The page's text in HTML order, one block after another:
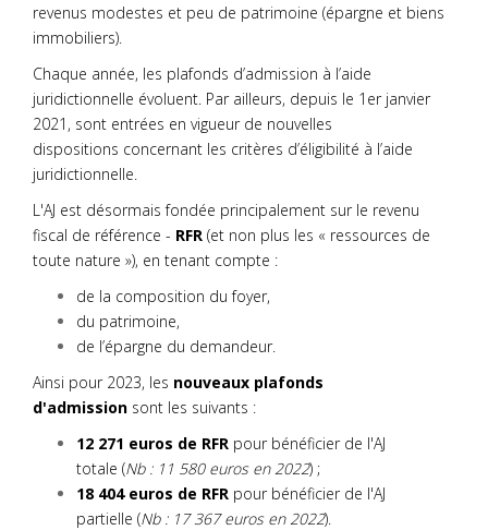
revenus modestes et peu de patrimoine (épargne et biens
immobiliers).
Chaque année, les plafonds d’admission à l’aide
juridictionnelle évoluent. Par ailleurs, depuis le 1er janvier
2021, sont entrées en vigueur de nouvelles
dispositions concernant les critères d’éligibilité à l’aide
juridictionnelle.
L'AJ est désormais fondée principalement sur le revenu
fiscal de référence - RFR (et non plus les « ressources de
toute nature »), en tenant compte :
de la composition du foyer,
du patrimoine,
de l’épargne du demandeur.
Ainsi pour 2023, les nouveaux plafonds
d'admission sont les suivants :
12 271 euros de RFR pour bénéficier de l'AJ
totale (Nb : 11 580 euros en 2022) ;
18 404 euros de RFR pour bénéficier de l'AJ
partielle (Nb : 17 367 euros en 2022).